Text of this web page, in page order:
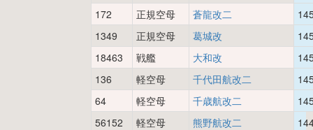
172
正規空母 蒼龍改二
1349
正規空母 葛城改
18463
戦艦 大和改
136
軽空母 千代田航改二
64
軽空母 千歳航改二
56152
軽空母 熊野航改二